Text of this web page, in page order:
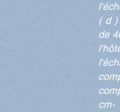
( d )
de
cm-